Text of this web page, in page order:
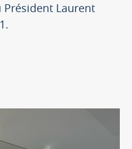
Laurent